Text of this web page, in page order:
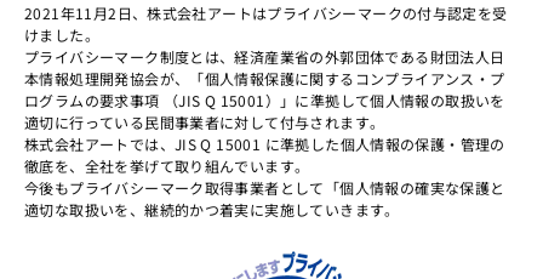
2021年11月2日、株式会社アートはプライバシーマークの付与認定を受
けました。
プライバシーマーク制度とは、経済産業省の外郭団体である財団法人日
本情報処理開発協会が、「個人情報保護に関するコンプライアンス・プ
ログラムの要求事項 （JIS Q 15001）」に準拠して個人情報の取扱いを
適切に行っている民間事業者に対して付与されます。
株式会社アートでは、JIS Q 15001 に準拠した個人情報の保護・管理の
徹底を、全社を挙げて取り組んでいます。
今後もプライバシーマーク取得事業者として「個人情報の確実な保護と
適切な取扱いを、継続的かつ着実に実施していきます。